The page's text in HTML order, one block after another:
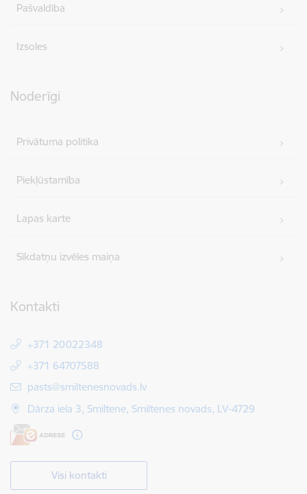
Pašvaldība
Izsoles
Noderīgi
Privātuma politika
Piekļūstamība
Lapas karte
Sīkdatņu izvēles maiņa
Kontakti
+371 20022348
+371 64707588
E-pasts:
pasts@smiltenesnovads.lv
Dārza iela 3, Smiltene, Smiltenes novads, LV-4729
Visi kontakti